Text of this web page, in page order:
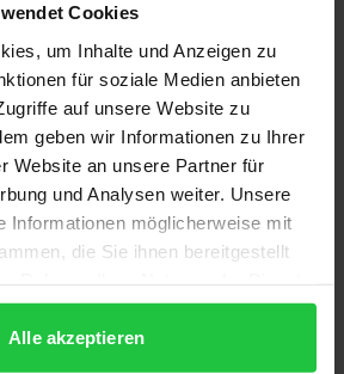
Cookies
um Inhalte und Anzeigen zu
für soziale Medien anbieten
auf unsere Website zu
geben wir Informationen zu Ihrer
Website an unsere Partner für
und Analysen weiter. Unsere
Informationen möglicherweise mit
die Sie ihnen bereitgestellt
Alle akzeptieren
befremdlicher Phänomene,
zu tun bekommen und
Weisen des Umgangs damit,
neu die Frage, wie wir
können. Bernhard Waldenfels
Buch eindringlich dar, dass
des Anderen zu
wir dabei Fremdes in uns selbst
Er plädiert für eine Responsivität,